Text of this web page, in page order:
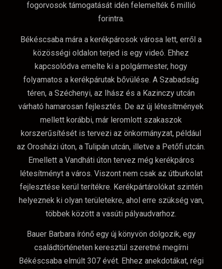
fogorvosok támogatását idén felemelték 6 millió
forintra.
Békéscsaba mára a kerékpárosok városa lett, erről a
közösségi oldalon terjed is egy videó. Ehhez
kapcsolódva emelte ki a polgármester, hogy
folyamatos a kerékpárutak bővülése. A Szabadság
téren, a Széchenyi, az Ihász és a Kazinczy utcán
várható hamarosan fejlesztés. De az új létesítmények
mellett korábbi, már leromlott szakaszok
korszerűsítését is tervezi az önkormányzat, például
az Orosházi úton, a Tulipán utcán, illetve a Petőfi utcán.
Emellett a Vandháti úton tervez még kerékpáros
létesítményt a város. Viszont nem csak az útburkolat
fejlesztése kerül terítékre. Kerékpártárolókat szintén
helyeznek ki olyan területekre, ahol erre szükség van,
többek között a vasúti pályaudvarhoz.
Bauer Barbara írónő egy új könyvön dolgozik, egy
családtörténeten keresztül szeretné megírni
Békéscsaba elmúlt 307 évét. Ehhez anekdotákat, régi